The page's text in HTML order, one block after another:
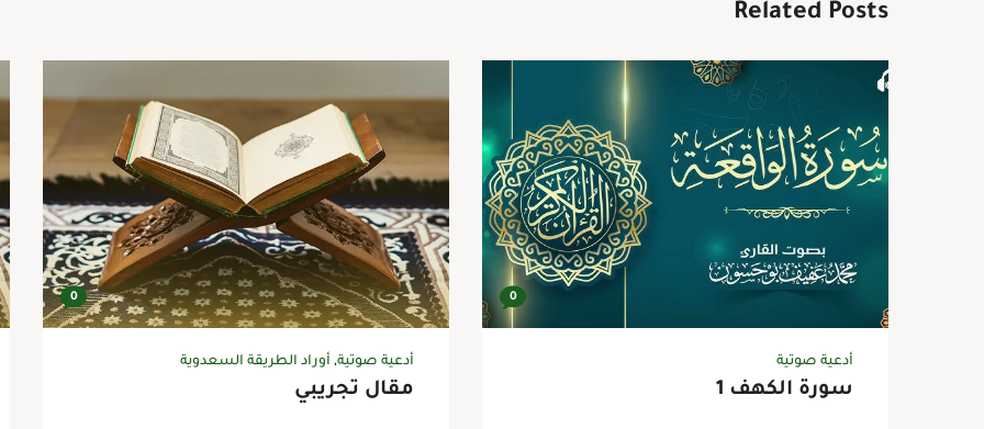
Related Posts
0
أدعية صوتية
سورة الكهف 1
0
أدعية صوتية, أوراد الطريقة السعدوية
مقال تجريبي